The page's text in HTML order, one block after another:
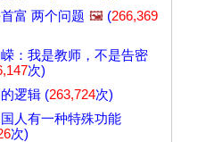
富 两个问题 🖼️ (266,369
：我是教师，不是告密
次)
逻辑 (263,724次)
人有一种特殊功能
次)